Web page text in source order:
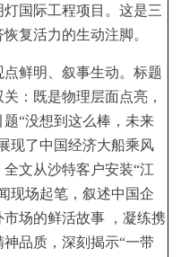
国际工程项目。这是三
复活力的生动注脚。
鲜明、叙事生动。标题
：既是物理层面点亮，
“没想到这么棒，未来
现了中国经济大船乘风
文从沙特客户安装“江
现场起笔，叙述中国企
场的鲜活故事 ，凝练携
品质，深刻揭示“一带